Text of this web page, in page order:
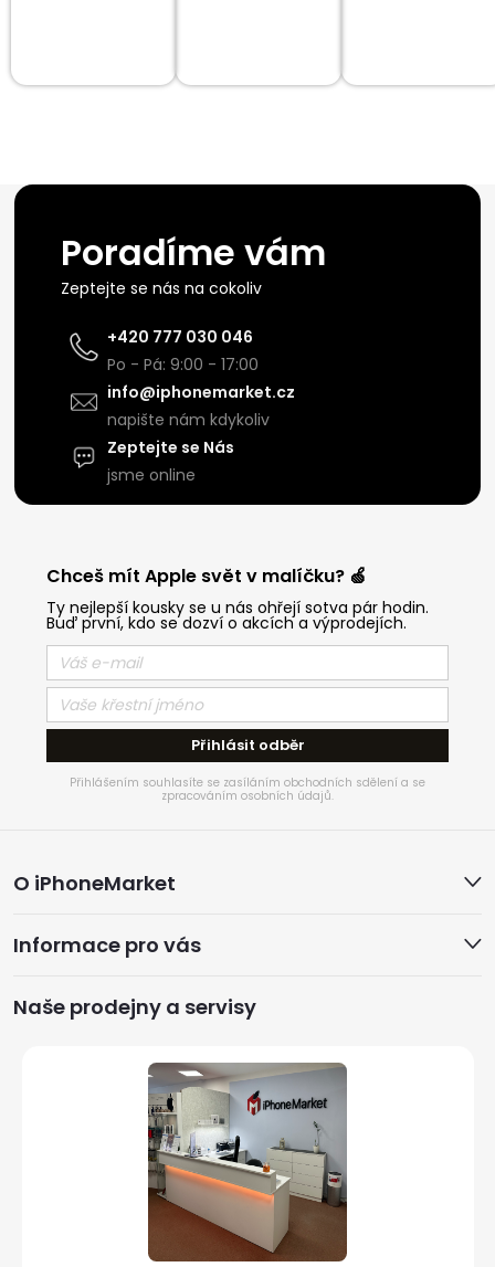
Poradíme vám
Zeptejte se nás na cokoliv
+420 777 030 046
Po - Pá: 9:00 - 17:00
info@iphonemarket.cz
napište nám kdykoliv
Zeptejte se Nás
jsme online
Chceš mít Apple svět v malíčku? 🍏
Ty nejlepší kousky se u nás ohřejí sotva pár hodin.
Buď první, kdo se dozví o akcích a výprodejích.
Přihlásit odběr
Přihlášením souhlasíte se zasíláním obchodních sdělení a se
zpracováním osobních údajů.
á
p
a
O iPhoneMarket
Informace pro vás
Naše prodejny a servisy